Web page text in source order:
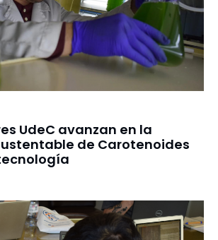
UdeC avanzan en la
de Carotenoides